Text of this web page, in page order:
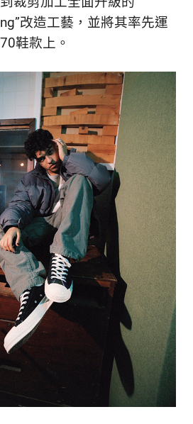
改造工藝，並將其率先運
鞋款上。